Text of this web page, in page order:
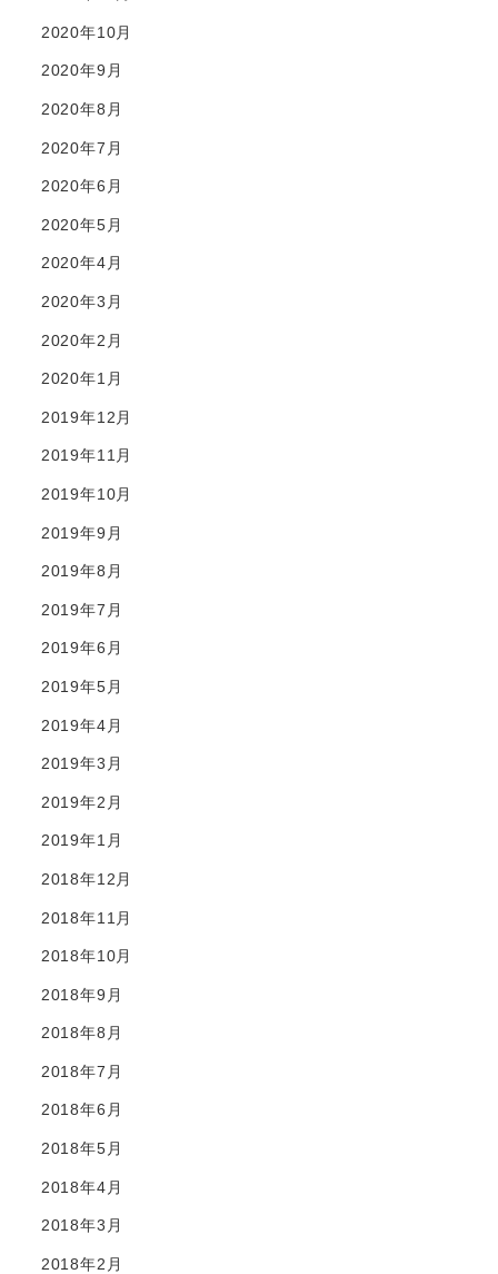
2020年10月
2020年9月
2020年8月
2020年7月
2020年6月
2020年5月
2020年4月
2020年3月
2020年2月
2020年1月
2019年12月
2019年11月
2019年10月
2019年9月
2019年8月
2019年7月
2019年6月
2019年5月
2019年4月
2019年3月
2019年2月
2019年1月
2018年12月
2018年11月
2018年10月
2018年9月
2018年8月
2018年7月
2018年6月
2018年5月
2018年4月
2018年3月
2018年2月